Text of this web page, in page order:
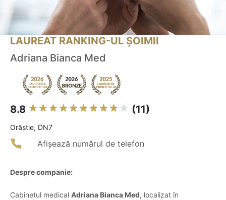
LAUREAT RANKING-UL ȘOIMII
Adriana Bianca Med
8.8 (11)
Orăştie, DN7
Afișează numărul de telefon
Despre companie:
Cabinetul medical Adriana Bianca Med, localizat în